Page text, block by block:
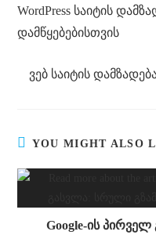
WordPress საიტის
დამწყებებისთვის
ვებ საიტის
YOU MIGHT ALSO
Google-ის